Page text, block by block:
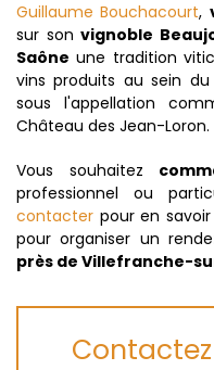
Guillaume Bouchacourt,
sur son vignoble
Saône une tradition
vins produits au sein
sous l'appellation
Château des Jean-Loron.
Vous souhaitez
professionnel ou
contacter pour en
pour organiser un
près de Villefranche-